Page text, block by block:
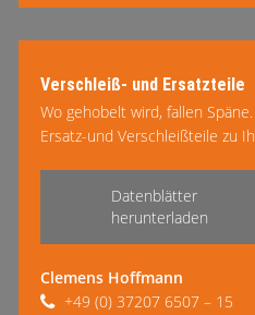
Verschleiß- und Ersatzteile
Wo gehobelt wird, fallen
Ersatz-und Verschleißteile zu
mehr lesen
Datenblätter
herunterladen
Clemens Hoffmann
+49 (0) 37207 6507 – 15